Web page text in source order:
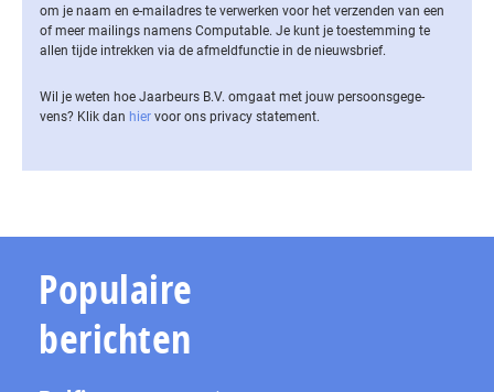
om je naam en e-mailadres te verwerken voor het verzenden van een
of meer mailings namens Computable. Je kunt je toestemming te
allen tijde intrekken via de af­meld­func­tie in de nieuwsbrief.
Wil je weten hoe Jaarbeurs B.V. omgaat met jouw per­soons­ge­ge­
vens? Klik dan hier voor ons privacy statement.
Populaire
berichten